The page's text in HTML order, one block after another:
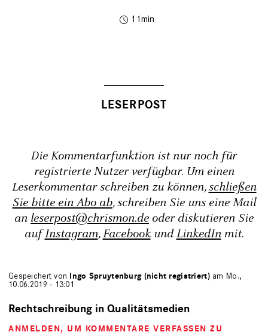
11
Die Kommentarfunktion ist nur noch für
registrierte Nutzer verfügbar. Um einen
Leserkommentar schreiben zu können,schließen
Sie bitte ein Abo ab, schreiben Sie uns eine Mail
an leserpost@chrismon.de oder diskutieren Sie
aufInstagram,FacebookundLinkedInmit.
Gespeichert von Ingo Spruytenburg (nicht registriert)am Mo.,
10.06.2019 - 13:01
Rechtschreibung in Qualitätsmedien
ANMELDEN, UM KOMMENTARE VERFASSEN ZU